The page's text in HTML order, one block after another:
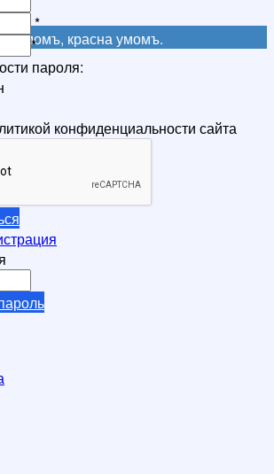
красна умомъ.
*
*
пароля:
конфиденциальности сайта